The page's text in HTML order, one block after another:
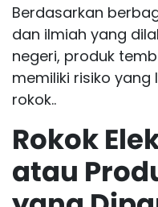
Berdasarkan
dan ilmiah yang
negeri, produk
memiliki risiko
rokok..
Rokok
atau